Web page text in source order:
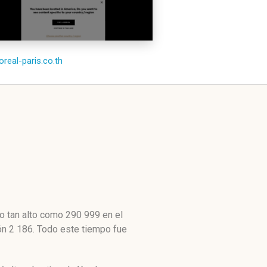
paris.co.th
tan alto como 290 999 en el
2 186. Todo este tiempo fue